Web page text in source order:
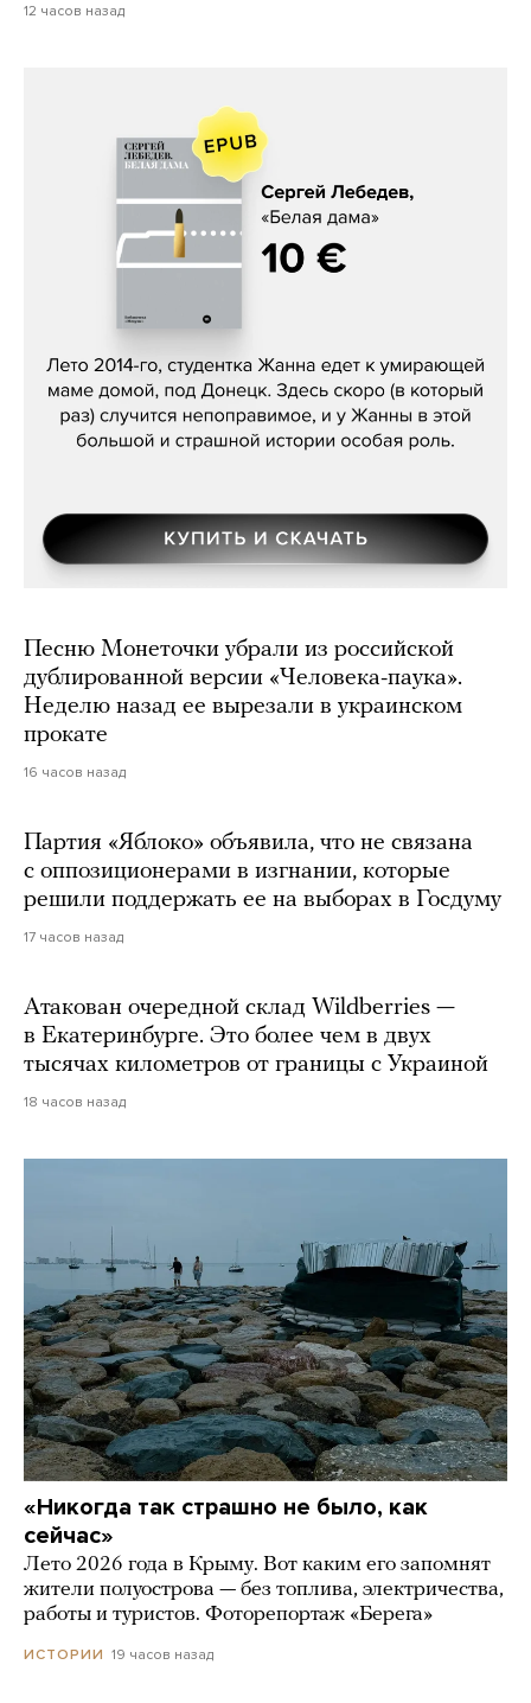
12 часов назад
Сергей Лебедев, «Белая дама»
Песню Монеточки убрали из российской
дублированной версии «Человека-паука».
Неделю назад ее вырезали в украинском
прокате
16 часов назад
Партия «Яблоко» объявила, что не связана
с оппозиционерами в изгнании, которые
решили поддержать ее на выборах в Госдуму
17 часов назад
Атакован очередной склад Wildberries —
в Екатеринбурге. Это более чем в двух
тысячах километров от границы с Украиной
18 часов назад
«Никогда так страшно не было, как
сейчас»
Лето 2026 года в Крыму. Вот каким его запомнят
жители полуострова — без топлива, электричества,
работы и туристов. Фоторепортаж «Берега»
ИСТОРИИ 19 часов назад